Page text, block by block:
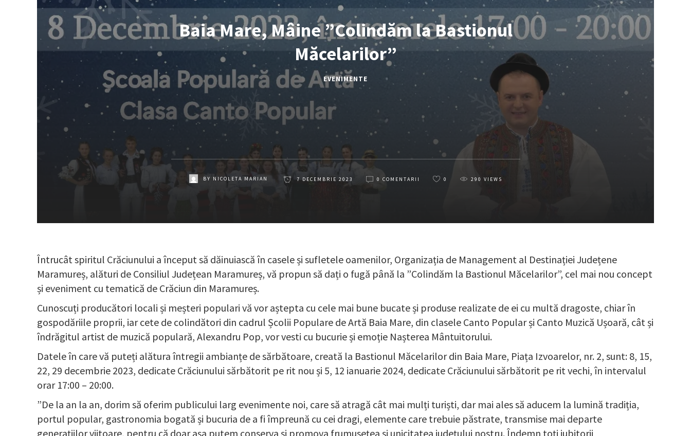
Baia Mare, Mâine ”Colindăm la Bastionul
Măcelarilor”
EVENIMENTE
BY NICOLETA MARIAN 7 DECEMBRIE 2023 0 COMENTARII 0 290 VIEWS
Întrucât spiritul Crăciunului a început să dăinuiască în casele și sufletele oamenilor, Organizația de Management al Destinației Județene
Maramureș, alături de Consiliul Județean Maramureș, vă propun să dați o fugă până la ”Colindăm la Bastionul Măcelarilor”, cel mai nou concept
și eveniment cu tematică de Crăciun din Maramureș.
Cunoscuți producători locali și meșteri populari vă vor aștepta cu cele mai bune bucate și produse realizate de ei cu multă dragoste, chiar în
gospodăriile proprii, iar cete de colindători din cadrul Școlii Populare de Artă Baia Mare, din clasele Canto Popular și Canto Muzică Ușoară, cât și
îndrăgitul artist de muzică populară, Alexandru Pop, vor vesti cu bucurie și emoție Nașterea Mântuitorului.
Datele în care vă puteți alătura întregii ambianțe de sărbătoare, creată la Bastionul Măcelarilor din Baia Mare, Piața Izvoarelor, nr. 2, sunt: 8, 15,
22, 29 decembrie 2023, dedicate Crăciunului sărbătorit pe rit nou și 5, 12 ianuarie 2024, dedicate Crăciunului sărbătorit pe rit vechi, în intervalul
orar 17:00 – 20:00.
”De la an la an, dorim să oferim publicului larg evenimente noi, care să atragă cât mai mulți turiști, dar mai ales să aducem la lumină tradiția,
portul popular, gastronomia bogată și bucuria de a fi împreună cu cei dragi, elemente care trebuie păstrate, transmise mai departe
generațiilor viitoare, pentru că doar așa putem conserva și promova frumusețea și unicitatea județului nostru. Îndemn toți iubitorii